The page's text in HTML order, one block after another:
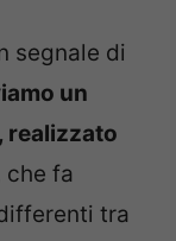
segnale di
un
realizzato
che fa
tra